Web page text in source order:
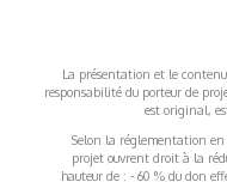
La présentation et le
responsabilité du porteur de
est original,
Selon la réglementation en
projet ouvrent droit à la
hauteur de : - 60 % du don